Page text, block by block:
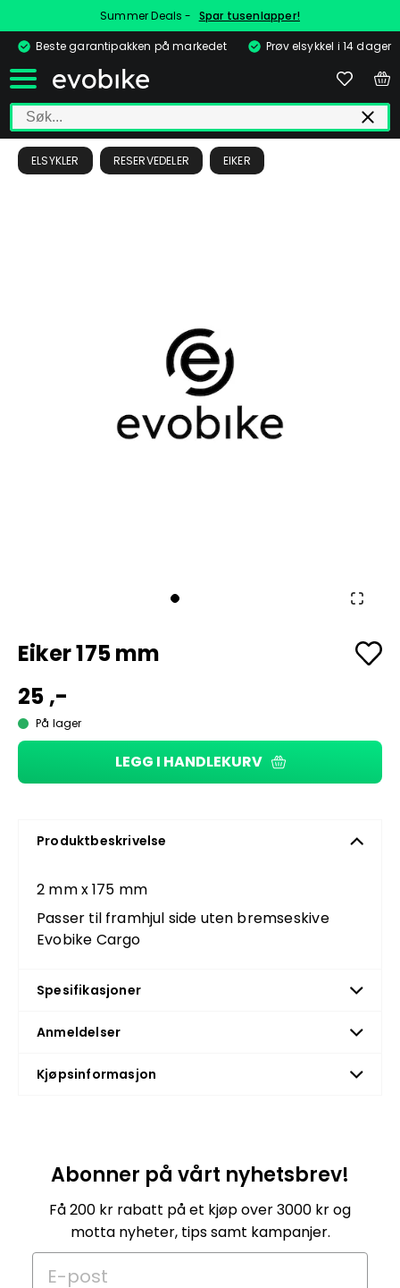
Summer Deals - Spar tusenlapper!
Beste garantipakken på markedet
Prøv elsykkel i 14 dager
ELSYKLER RESERVEDELER EIKER
Eiker 175 mm
25 ,-
På lager
LEGG I HANDLEKURV
Produktbeskrivelse
2 mm x 175 mm
Passer til framhjul side uten bremseskive
Evobike Cargo
Spesifikasjoner
Anmeldelser
Kjøpsinformasjon
Abonner på vårt nyhetsbrev!
Få 200 kr rabatt på et kjøp over 3000 kr og
motta nyheter, tips samt kampanjer.
E-post